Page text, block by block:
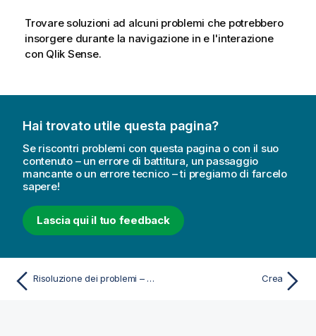
Trovare soluzioni ad alcuni problemi che potrebbero
insorgere durante la navigazione in e l'interazione
con Qlik Sense.
Hai trovato utile questa pagina?
Se riscontri problemi con questa pagina o con il suo
contenuto – un errore di battitura, un passaggio
mancante o un errore tecnico – ti pregiamo di farcelo
sapere!
Lascia qui il tuo feedback
Risoluzione dei problemi – Navigazione e interazione con Qlik Sense Crea